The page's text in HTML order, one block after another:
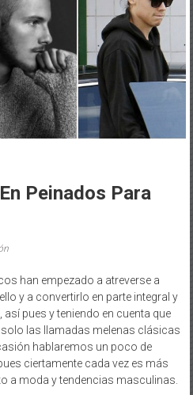
Peinados Para
han empezado a atreverse a
y a convertirlo en parte integral y
pues y teniendo en cuenta que
las llamadas melenas clásicas
hablaremos un poco de
ciertamente cada vez es más
a moda y tendencias masculinas.